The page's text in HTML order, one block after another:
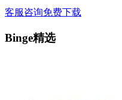
客服咨询免费下载
Binge精选